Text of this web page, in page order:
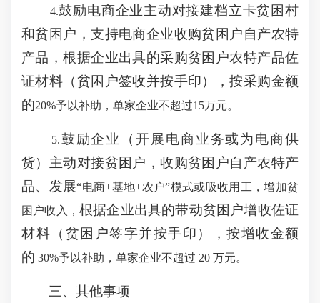
4.鼓励电商企业主动对接建档立卡贫困村
和贫困户，支持电商企业收购贫困户自产农特
产品，根据企业出具的采购贫困户农特产品佐
证材料（贫困户签收并按手印），按采购金额
的20%予以补助，单家企业不超过15万元。
5.鼓励企业（开展电商业务或为电商供
货）主动对接贫困户，收购贫困户自产农特产
品、发展“电商+基地+农户”模式或吸收用工，增加贫
困户收入， 根据企业出具的带动贫困户增收佐证
材料（贫困户签字并按手印），按增收金额
的 30%予以补助，单家企业不超过 20 万元。
三、其他事项